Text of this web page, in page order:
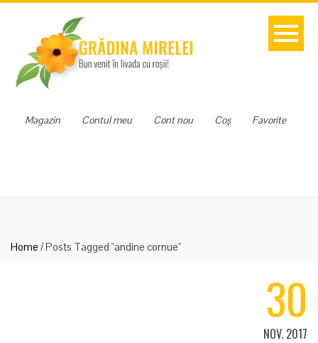
Favorite
Coș
Cont nou
Contul meu
Magazin
Home /Posts Tagged "andine cornue"
30
NOV. 2017